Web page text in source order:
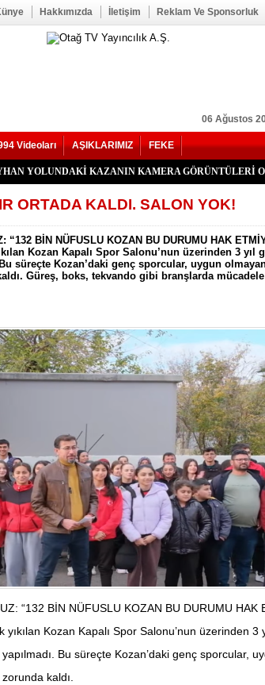
Hakkımızda İletişim Reklam Ve Sponsorluk
Videoları AŞIKLARIMIZ FEKE
Duru Son Yolculuğuna Uğurlandı
TEPKİSİ: ÇONDU KÖYÜNDE 5 YILDIR
06 Ağustos
ORTADA KALDI. SALON YOK!
“132 BİN NÜFUSLU KOZAN BU DURUMU HAK
Kozan Kapalı Spor Salonu’nun üzerinden 3 yıl
süreçte Kozan’daki genç sporcular, uygun
Güreş, boks, tekvando gibi branşlarda
“132 BİN NÜFUSLU KOZAN BU DURUMU HAK
Kozan Kapalı Spor Salonu’nun üzerinden 3
Bu süreçte Kozan’daki genç sporcular,
kaldı.